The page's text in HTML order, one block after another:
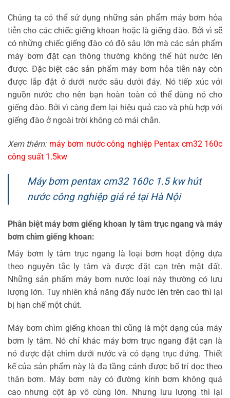
Chúng ta có thể sử dụng những sản phẩm máy bơm hỏa
tiễn cho các chiếc giếng khoan hoặc là giếng đào. Bởi vì sẽ
có những chiếc giếng đào có độ sâu lớn mà các sản phẩm
máy bơm đặt cạn thông thường không thể hút nước lên
được. Đặc biệt các sản phẩm máy bơm hỏa tiễn này còn
được lắp đặt ở dưới nước sâu dưới đáy. Nó tiếp xúc với
nguồn nước cho nên bạn hoàn toàn có thể dùng nó cho
giếng đào. Bởi vì càng đem lại hiệu quả cao và phù hợp với
giếng đào ở ngoài trời không có mái chắn.
Xem thêm: máy bơm nước công nghiệp Pentax cm32 160c
công suất 1.5kw
Máy bơm pentax cm32 160c 1.5 kw hút
nước công nghiệp giá rẻ tại Hà Nội
Phân biệt máy bơm giếng khoan ly tâm trục ngang và máy
bơm chìm giếng khoan:
Máy bơm ly tâm trục ngang là loại bơm hoạt động dựa
theo nguyên tắc ly tâm và được đặt cạn trên mặt đất.
Những sản phẩm máy bơm nước loại này thường có lưu
lượng lớn. Tuy nhiên khả năng đẩy nước lên trên cao thì lại
bị hạn chế một chút.
Máy bơm chìm giếng khoan thì cũng là một dạng của máy
bơm ly tâm. Nó chỉ khác máy bơm trục ngang đặt cạn là
nó được đặt chìm dưới nước và có dạng trục đứng. Thiết
kế của sản phẩm này là đa tầng cánh được bố trí dọc theo
thân bơm. Máy bơm này có đường kính bơm không quá
cao nhưng cột áp vô cùng lớn. Nhưng lưu lượng thì lại